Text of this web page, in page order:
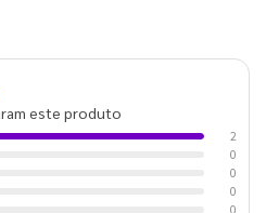
este produto
2
0
0
0
0